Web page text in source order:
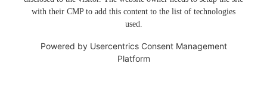
with their CMP to add this content to the list of technologies
used.
Powered by Usercentrics Consent Management
Platform